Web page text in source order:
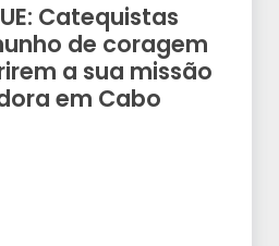
Catequistas
de coragem
a sua missão
em Cabo